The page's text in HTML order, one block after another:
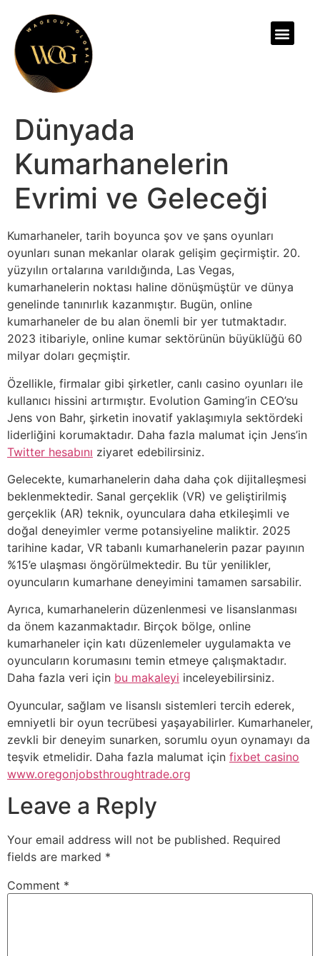
Dünyada
Kumarhanelerin
Evrimi ve Geleceği
Kumarhaneler, tarih boyunca şov ve şans oyunları
oyunları sunan mekanlar olarak gelişim geçirmiştir. 20.
yüzyılın ortalarına varıldığında, Las Vegas,
kumarhanelerin noktası haline dönüşmüştür ve dünya
genelinde tanınırlık kazanmıştır. Bugün, online
kumarhaneler de bu alan önemli bir yer tutmaktadır.
2023 itibariyle, online kumar sektörünün büyüklüğü 60
milyar doları geçmiştir.
Özellikle, firmalar gibi şirketler, canlı casino oyunları ile
kullanıcı hissini artırmıştır. Evolution Gaming’in CEO’su
Jens von Bahr, şirketin inovatif yaklaşımıyla sektördeki
liderliğini korumaktadır. Daha fazla malumat için Jens’in
Twitter hesabını ziyaret edebilirsiniz.
Gelecekte, kumarhanelerin daha daha çok dijitalleşmesi
beklenmektedir. Sanal gerçeklik (VR) ve geliştirilmiş
gerçeklik (AR) teknik, oyunculara daha etkileşimli ve
doğal deneyimler verme potansiyeline maliktir. 2025
tarihine kadar, VR tabanlı kumarhanelerin pazar payının
%15’e ulaşması öngörülmektedir. Bu tür yenilikler,
oyuncuların kumarhane deneyimini tamamen sarsabilir.
Ayrıca, kumarhanelerin düzenlenmesi ve lisanslanması
da önem kazanmaktadır. Birçok bölge, online
kumarhaneler için katı düzenlemeler uygulamakta ve
oyuncuların korumasını temin etmeye çalışmaktadır.
Daha fazla veri için bu makaleyi inceleyebilirsiniz.
Oyuncular, sağlam ve lisanslı sistemleri tercih ederek,
emniyetli bir oyun tecrübesi yaşayabilirler. Kumarhaneler,
zevkli bir deneyim sunarken, sorumlu oyun oynamayı da
teşvik etmelidir. Daha fazla malumat için fixbet casino
www.oregonjobsthroughtrade.org
Leave a Reply
Your email address will not be published. Required
fields are marked *
Comment *